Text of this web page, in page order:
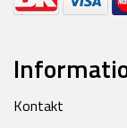
Kontakt